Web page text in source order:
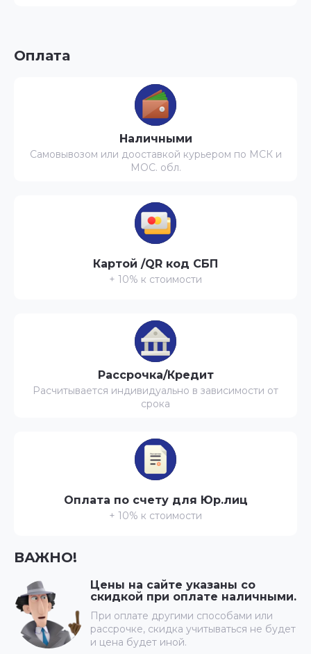
ВАЖНО!
Цены на сайте указаны со
скидкой при оплате наличными.
При оплате другими способами или
рассрочке, скидка учитываться не будет
и цена будет иной.
Оплата
Наличными
Самовывозом или дооставкой курьером по МСК и
МОС. обл.
Картой /QR код СБП
+ 10% к стоимости
Рассрочка/Кредит
Расчитывается индивидуально в зависимости от
срока
Оплата по счету для Юр.лиц
+ 10% к стоимости